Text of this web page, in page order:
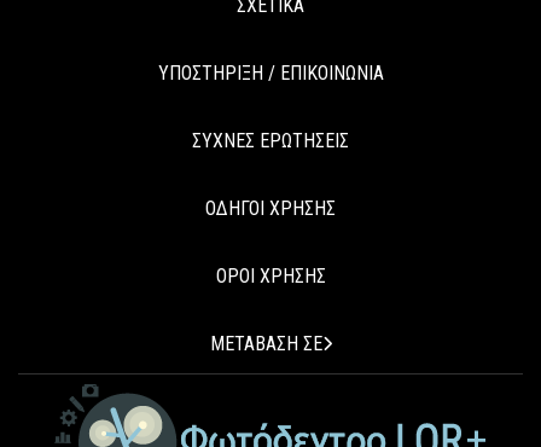
ΣΧΕΤΙΚΑ
ΥΠΟΣΤΗΡΙΞΗ / ΕΠΙΚΟΙΝΩΝΙΑ
ΣΥΧΝΕΣ ΕΡΩΤΗΣΕΙΣ
ΟΔΗΓΟΙ ΧΡΗΣΗΣ
ΟΡΟΙ ΧΡΗΣΗΣ
ΜΕΤΑΒΑΣΗ ΣΕ